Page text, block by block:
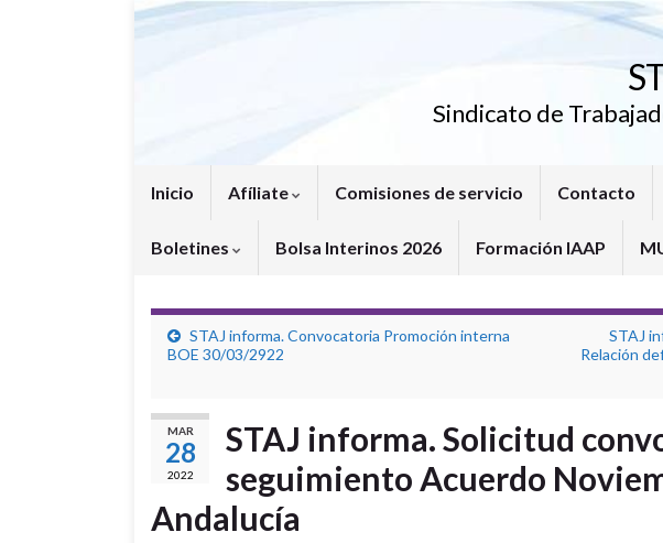
Sindicato de
Inicio Afíliate Comisiones de servicio Contacto
Boletines Bolsa Interinos 2026 Formación IAAP
STAJ informa. Convocatoria Promoción interna
BOE 30/03/2922
STAJ
Relación
MAR
28
2022
STAJ informa. Solicitud
seguimiento Acuerdo
Andalucía